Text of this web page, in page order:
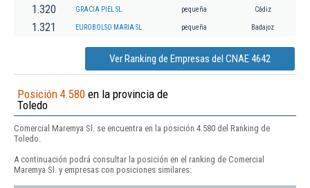
1.320 GRACIA PIEL SL. pequeña Cádiz
1.321 EUROBOLSO MARIA SL pequeña Badajoz
Ver Ranking de Empresas del CNAE 4642
Posición 4.580 en la provincia de
Toledo
Comercial Maremya Sl. se encuentra en la posición 4.580 del Ranking de
Toledo.
A continuación podrá consultar la posición en el ranking de Comercial
Maremya Sl. y empresas con posiciones similares: